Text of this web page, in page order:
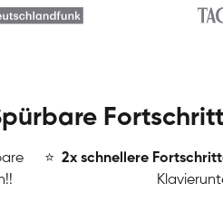
⭐ ️2x schnellere